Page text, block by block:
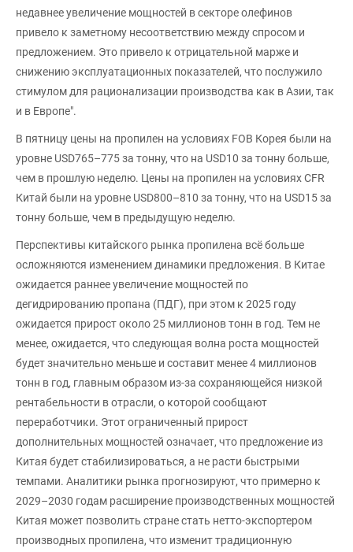
недавнее увеличение мощностей в секторе олефинов
привело к заметному несоответствию между спросом и
предложением. Это привело к отрицательной марже и
снижению эксплуатационных показателей, что послужило
стимулом для рационализации производства как в Азии, так
и в Европе".
В пятницу цены на пропилен на условиях FOB Корея были на
уровне USD765–775 за тонну, что на USD10 за тонну больше,
чем в прошлую неделю. Цены на пропилен на условиях CFR
Китай были на уровне USD800–810 за тонну, что на USD15 за
тонну больше, чем в предыдущую неделю.
Перспективы китайского рынка пропилена всё больше
осложняются изменением динамики предложения. В Китае
ожидается раннее увеличение мощностей по
дегидрированию пропана (ПДГ), при этом к 2025 году
ожидается прирост около 25 миллионов тонн в год. Тем не
менее, ожидается, что следующая волна роста мощностей
будет значительно меньше и составит менее 4 миллионов
тонн в год, главным образом из-за сохраняющейся низкой
рентабельности в отрасли, о которой сообщают
переработчики. Этот ограниченный прирост
дополнительных мощностей означает, что предложение из
Китая будет стабилизироваться, а не расти быстрыми
темпами. Аналитики рынка прогнозируют, что примерно к
2029–2030 годам расширение производственных мощностей
Китая может позволить стране стать нетто-экспортером
производных пропилена, что изменит традиционную